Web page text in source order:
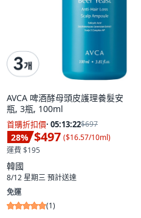
AVCA 啤酒酵母頭皮護理養髮安
瓶, 3瓶, 100ml
首購折扣價· 05:13:21$697
28% $497 ($16.57/10ml)
運費 $195
韓國
8/12 星期三預計送達
免運
(1)